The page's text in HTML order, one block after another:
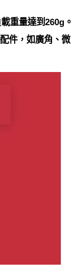
重量達到260g。
件，如廣角、微